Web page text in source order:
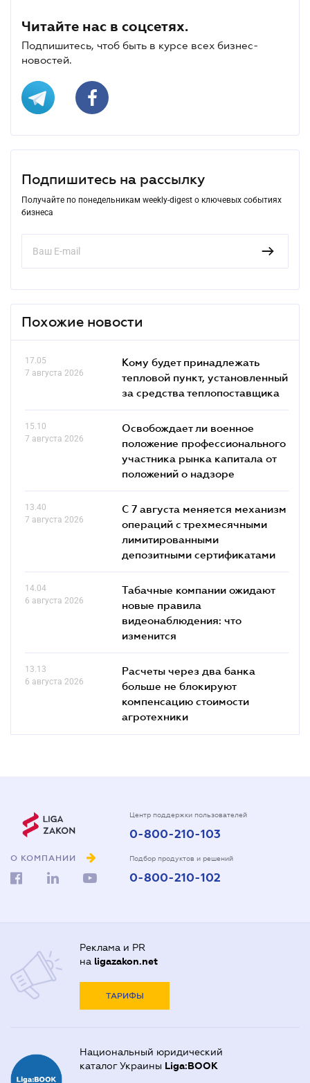
Читайте нас в соцсетях.
Подпишитесь, чтоб быть в курсе всех бизнес-
новостей.
Подпишитесь на рассылку
Получайте по понедельникам weekly-digest о ключевых событиях
бизнеса
Похожие новости
17.05
7 августа 2026
Кому будет принадлежать
тепловой пункт, установленный
за средства теплопоставщика
15.10
7 августа 2026
Освобождает ли военное
положение профессионального
участника рынка капитала от
положений о надзоре
13.40
7 августа 2026
С 7 августа меняется механизм
операций с трехмесячными
лимитированными
депозитными сертификатами
14.04
6 августа 2026
Табачные компании ожидают
новые правила
видеонаблюдения: что
изменится
13.13
6 августа 2026
Расчеты через два банка
больше не блокируют
компенсацию стоимости
агротехники
О КОМПАНИИ
Центр поддержки пользователей
0-800-210-103
Подбор продуктов и решений
0-800-210-102
Реклама и PR
на ligazakon.net
ТАРИФЫ
Национальный юридический
каталог Украины Liga:BOOK